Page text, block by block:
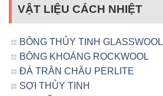
VẬT LIỆU CÁCH NHIỆT
BÔNG THỦY TINH GLASSWOOL
BÔNG KHOÁNG ROCKWOOL
ĐÁ TRÂN CHÂU PERLITE
SỢI THỦY TINH